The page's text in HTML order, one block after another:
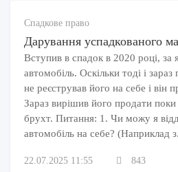
Спадкове право
Дарування успадкованого
Вступив в спадок в 2020 році, за
автомобіль. Оскільки тоді і
не реєстрував його на себе і він
Зараз вирішив його продати поки
брухт. Питання: 1. Чи можу я
автомобіль на себе? (Наприклад
22.07.2025 11:55 843